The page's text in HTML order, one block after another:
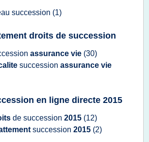
succession (1)
droits de succession
assurance vie (30)
succession assurance vie
en ligne directe 2015
de succession 2015 (12)
succession 2015 (2)